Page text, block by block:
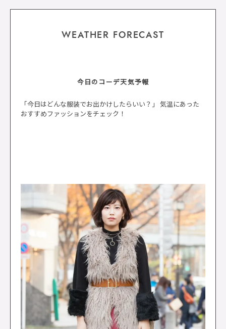
WEATHER FORECAST
今日のコーデ天気予報
「今日はどんな服装でお出かけしたらいい？」 気温にあった
おすすめファッションをチェック！